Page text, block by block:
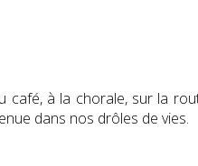
café, à la chorale, sur la
dans nos drôles de vies.